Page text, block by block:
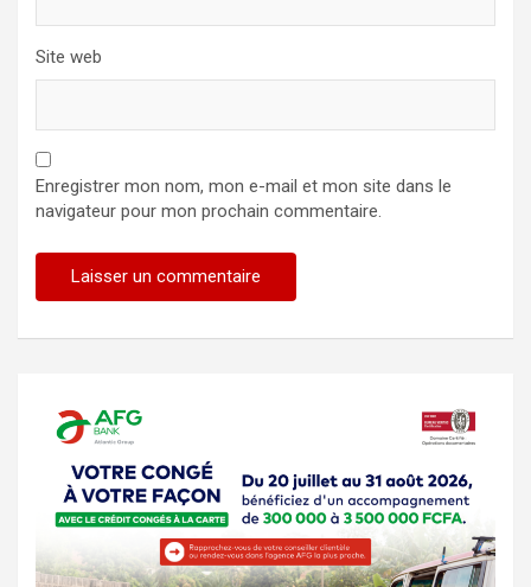
Site web
Enregistrer mon nom, mon e-mail et mon site dans le
navigateur pour mon prochain commentaire.